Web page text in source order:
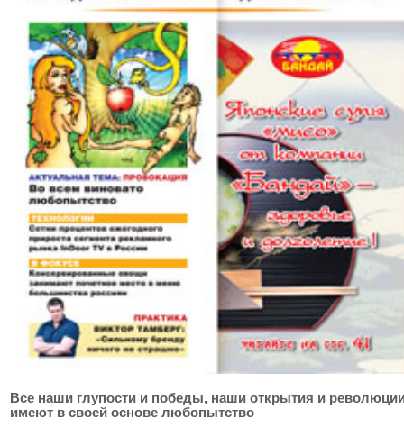
Все наши глупости и победы, наши открытия и
имеют в своей основе любопытство